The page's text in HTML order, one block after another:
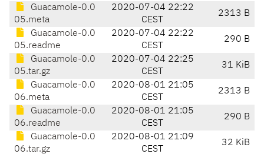
Guacamole-0.0
05.meta
2020-07-04 22:22
CEST
2313 B
Guacamole-0.0
05.readme
2020-07-04 22:22
CEST
290 B
Guacamole-0.0
05.tar.gz
2020-07-04 22:25
CEST
31 KiB
Guacamole-0.0
06.meta
2020-08-01 21:05
CEST
2313 B
Guacamole-0.0
06.readme
2020-08-01 21:05
CEST
290 B
Guacamole-0.0
06.tar.gz
2020-08-01 21:09
CEST
32 KiB